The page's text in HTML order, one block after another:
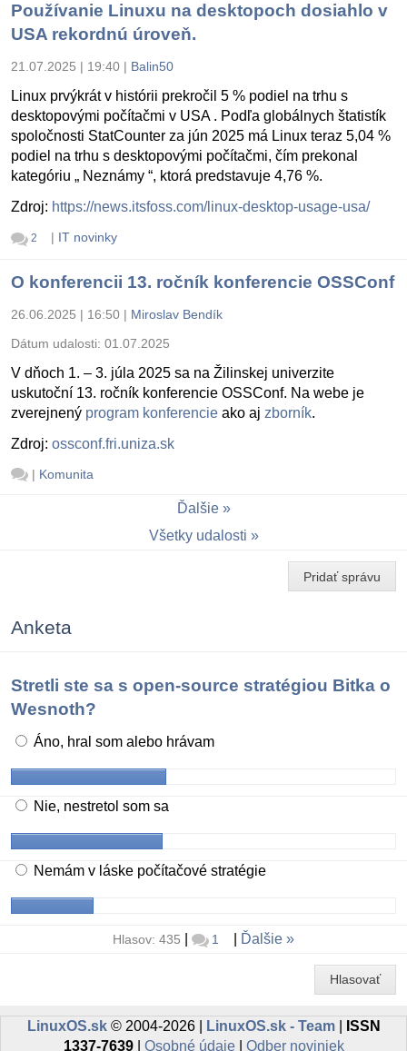
Používanie Linuxu na desktopoch dosiahlo v
USA rekordnú úroveň.
21.07.2025 | 19:40 | Balin50
Linux prvýkrát v histórii prekročil 5 % podiel na trhu s
desktopovými počítačmi v USA . Podľa globálnych štatistík
spoločnosti StatCounter za jún 2025 má Linux teraz 5,04 %
podiel na trhu s desktopovými počítačmi, čím prekonal
kategóriu „ Neznámy “, ktorá predstavuje 4,76 %.
Zdroj: https://news.itsfoss.com/linux-desktop-usage-usa/
2 | IT novinky
O konferencii 13. ročník konferencie OSSConf
26.06.2025 | 16:50 | Miroslav Bendík
Dátum udalosti: 01.07.2025
V dňoch 1. – 3. júla 2025 sa na Žilinskej univerzite
uskutoční 13. ročník konferencie OSSConf. Na webe je
zverejnený program konferencie ako aj zborník.
Zdroj: ossconf.fri.uniza.sk
| Komunita
Ďalšie
Všetky udalosti
Pridať správu
Anketa
Stretli ste sa s open-source stratégiou Bitka o
Wesnoth?
Áno, hral som alebo hrávam
Nie, nestretol som sa
Nemám v láske počítačové stratégie
Hlasov: 435 1 Ďalšie
Hlasovať
LinuxOS.sk© 2004-2026 | LinuxOS.sk - Team|
ISSN
1337-7639| Osobné údaje| Odber noviniek